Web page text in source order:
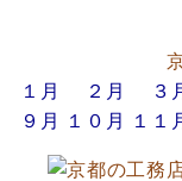
１月
２月 ３
９月
１０月 １１